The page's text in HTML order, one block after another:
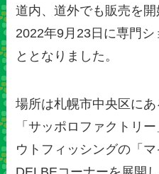
道内、道外でも販売を開
2022年9月23日に専門シ
ととなりました。
場所は札幌市中央区に
「サッポロファクトリ
ウトフィッシングの「